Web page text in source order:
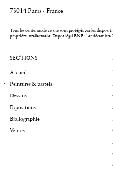
75014 Paris - France
Tous les contenus de ce site sont protégés par les
propriété intellectuelle.Dépot légal BNF : 1er décembre
SECTIONS
Accueil
Peintures & pastels
Dessins
Expositions
Bibliographie
Ventes